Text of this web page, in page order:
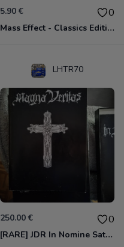
5.90 € 0
Mass Effect - Classics Edition Xbox 360
LHTR70
250.00 € 0
[RARE] JDR In Nomine Satanis / Magna Veritas – 1ère Édition BOÎTE (DOS BLANC, 1989) - CROC / Siroz